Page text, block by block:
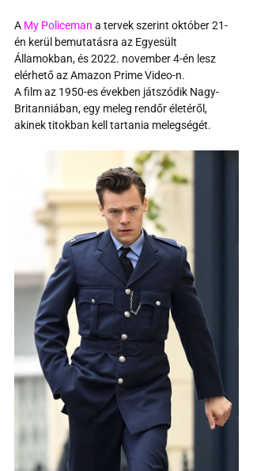
A My Policeman a tervek szerint október 21-
én kerül bemutatásra az Egyesült
Államokban, és 2022. november 4-én lesz
elérhető az Amazon Prime Video-n.
A film az 1950-es években játszódik Nagy-
Britanniában, egy meleg rendőr életéről,
akinek titokban kell tartania melegségét.